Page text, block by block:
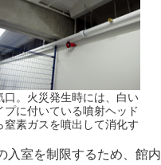
口。火災発生時には、白い
プに付いている噴射ヘッド
窒素ガスを噴出して消化す
室を制限するため、館内